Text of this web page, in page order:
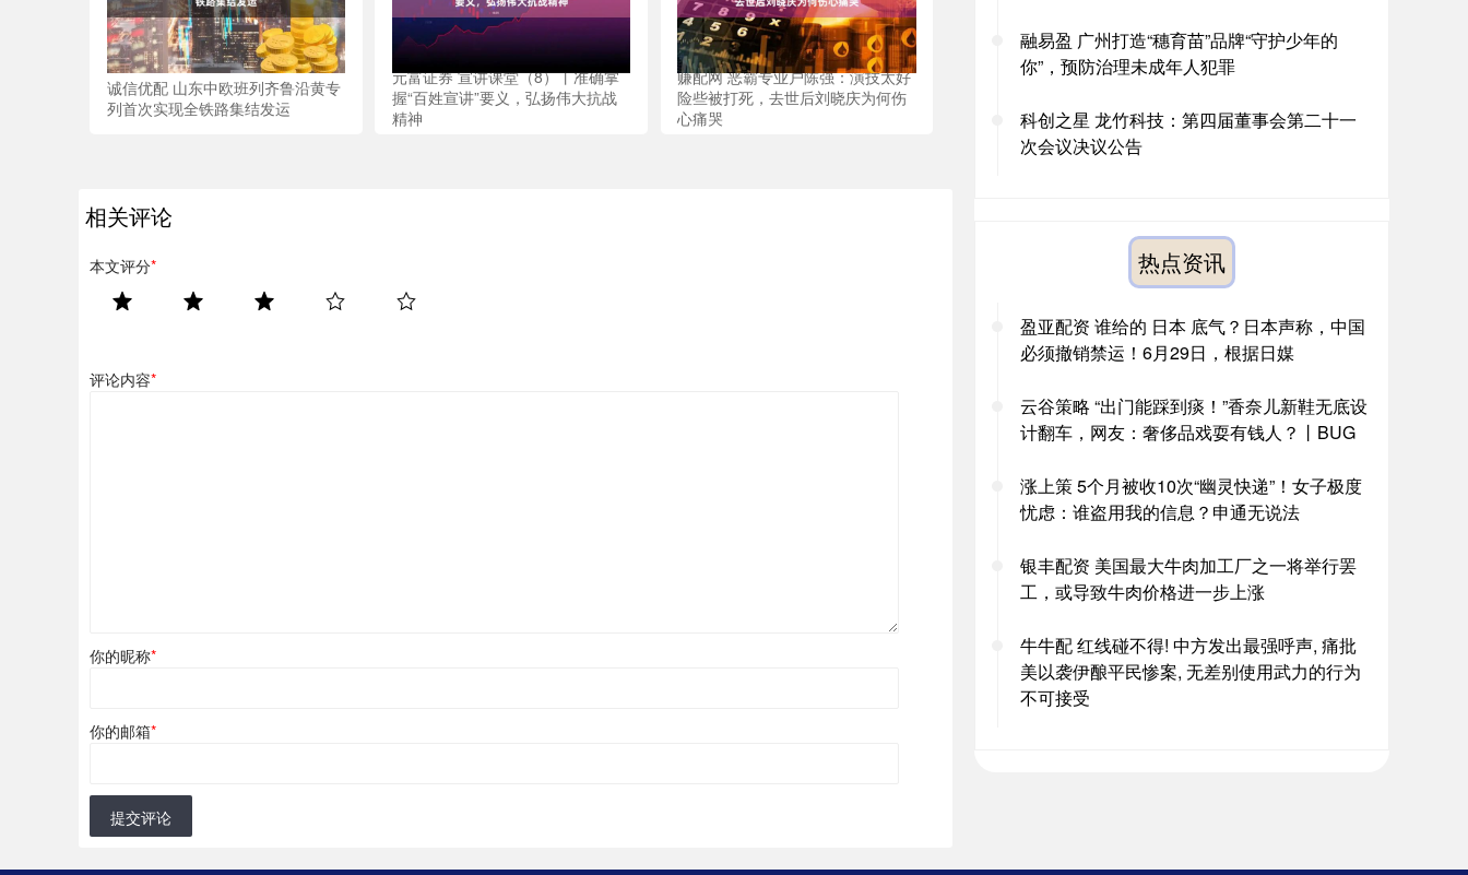
诚信优配 山东中欧班列齐鲁沿黄专
列首次实现全铁路集结发运
元富证券 宣讲课堂（8）丨准确掌
握“百姓宣讲”要义，弘扬伟大抗战
精神
赚配网 恶霸专业户陈强：演技太好
险些被打死，去世后刘晓庆为何伤
心痛哭
相关评论
本文评分*
评论内容*
你的昵称*
你的邮箱*
提交评论
融易盈 广州打造“穗育苗”品牌“守护少年的
你”，预防治理未成年人犯罪
科创之星 龙竹科技：第四届董事会第二十一
次会议决议公告
热点资讯
盈亚配资 谁给的 日本 底气？日本声称，中国
必须撤销禁运！6月29日，根据日媒
云谷策略 “出门能踩到痰！”香奈儿新鞋无底设
计翻车，网友：奢侈品戏耍有钱人？丨BUG
涨上策 5个月被收10次“幽灵快递”！女子极度
忧虑：谁盗用我的信息？申通无说法
银丰配资 美国最大牛肉加工厂之一将举行罢
工，或导致牛肉价格进一步上涨
牛牛配 红线碰不得! 中方发出最强呼声, 痛批
美以袭伊酿平民惨案, 无差别使用武力的行为
不可接受